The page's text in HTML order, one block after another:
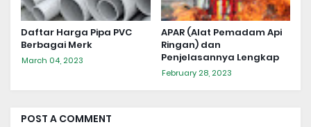
Daftar Harga Pipa PVC
Berbagai Merk
March 04, 2023
APAR (Alat Pemadam Api
Ringan) dan
Penjelasannya Lengkap
February 28, 2023
POST A COMMENT